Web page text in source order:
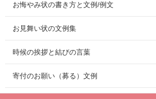
お悔やみ状の書き方と文例/例文
お見舞い状の文例集
時候の挨拶と結びの言葉
寄付のお願い（募る）文例